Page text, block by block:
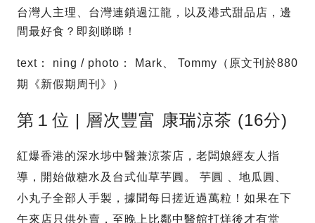
台灣人主理、台灣連鎖過江龍，以及港式甜品店，邊
間最好食？即刻睇睇！
text： ning / photo： Mark、 Tommy（原文刊於880
期《新假期周刊》）
第１位 | 層次豐富 康瑞涼茶 (16分)
紅爆香港的深水埗中醫兼涼茶店，老闆娘經友人指
導，開始做糖水及台式仙草芋圓。 芋圓 、地瓜圓、
小丸子全部人手製，據聞每日搓近過萬粒！如果在下
午來店只供外賣，至晚上比鄰中醫館打烊後才有堂